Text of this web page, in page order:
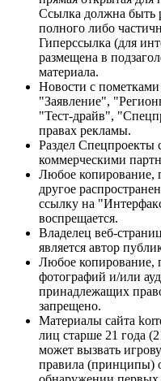
Ссылка должна быть
полного либо
Гиперссылка (для
размещена в
материала.
Новости с
"Заявление",
"Тест-драйв",
правах рекламы.
Раздел Спецпроекты
коммерческими
Любое копирование,
другое
ссылку на
воспрещается.
Владелец веб-
является автор
Любое копирование,
фотографий и/или
принадлежащих
запрещено.
Материалы сайта
лиц старше 21 года
может вызвать
правила (принципы)